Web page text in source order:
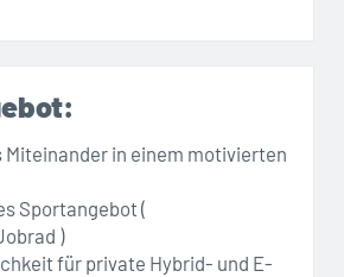
Miteinander in einem motivierten
Sportangebot (
)
für private Hybrid- und E-